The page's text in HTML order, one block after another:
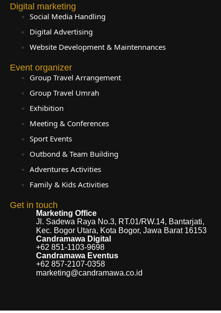
Digital marketing
Social Media Handling
Digital Advertising
Website Development & Maintennances
Event organizer
Group Travel Arrangement
Group Travel Umrah
Exhibition
Meeting & Conferences
Sport Events
Outbond & Team Building
Adventures Activities
Family & Kids Activities
Get in touch
Marketing Office
Jl. Sadewa Raya No.3, RT.01/RW.14, Bantarjati,
Kec. Bogor Utara, Kota Bogor, Jawa Barat 16153
Candramawa Digital
+62 851-1103-9698
Candramawa Eventus
+62 857-2107-0358
marketing@candramawa.co.id